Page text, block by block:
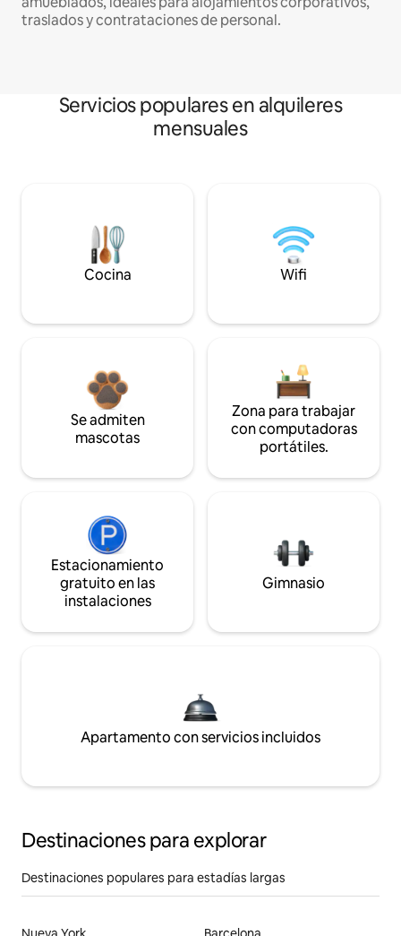
traslados y contrataciones de personal.
Servicios populares en alquileres
mensuales
Cocina Wifi
Se admiten
mascotas
Zona para trabajar
con computadoras
portátiles.
Estacionamiento
gratuito en las
instalaciones
Gimnasio
Apartamento con servicios incluidos
Destinaciones para explorar
Destinaciones populares para estadías largas